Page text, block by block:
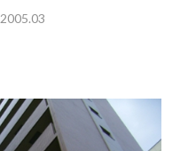
2005.03